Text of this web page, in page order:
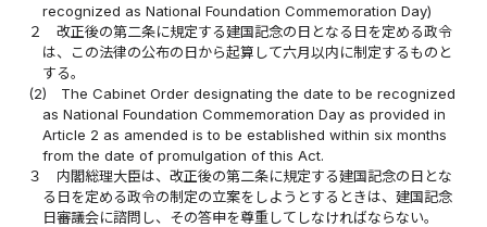
recognized as National Foundation Commemoration Day)
２
改正後の第二条に規定する建国記念の日となる日を定める政令
は、この法律の公布の日から起算して六月以内に制定するものと
する。
(2)
The Cabinet Order designating the date to be recognized
as National Foundation Commemoration Day as provided in
Article 2 as amended is to be established within six months
from the date of promulgation of this Act.
３
内閣総理大臣は、改正後の第二条に規定する建国記念の日とな
る日を定める政令の制定の立案をしようとするときは、建国記念
日審議会に諮問し、その答申を尊重してしなければならない。